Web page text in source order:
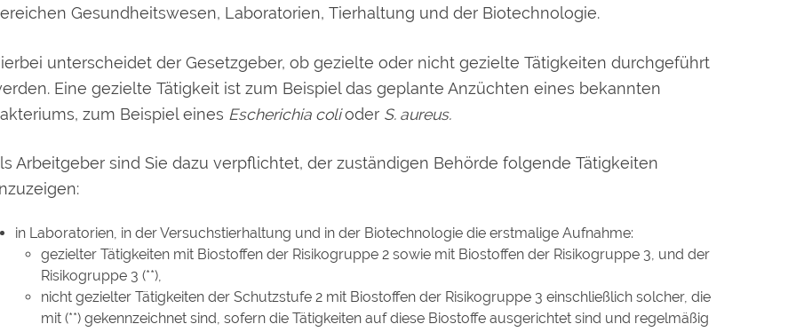
Gesundheitswesen, Laboratorien, Tierhaltung und der Biotechnologie.
unterscheidet der Gesetzgeber, ob gezielte oder nicht gezielte Tätigkeiten durchgeführt
Eine gezielte Tätigkeit ist zum Beispiel das geplante Anzüchten eines bekannten
zum Beispiel eines Escherichia colioder S. aureus.
Arbeitgeber sind Sie dazu verpflichtet, der zuständigen Behörde folgende Tätigkeiten
in Laboratorien, in der Versuchstierhaltung und in der Biotechnologie die erstmalige Aufnahme:
gezielter Tätigkeiten mit Biostoffen der Risikogruppe 2 sowie mit Biostoffen der Risikogruppe 3, und der
Risikogruppe 3 (**),
nicht gezielter Tätigkeiten der Schutzstufe 2 mit Biostoffen der Risikogruppe 3 einschließlich solcher, die
mit (**) gekennzeichnet sind, sofern die Tätigkeiten auf diese Biostoffe ausgerichtet sind und regelmäßig